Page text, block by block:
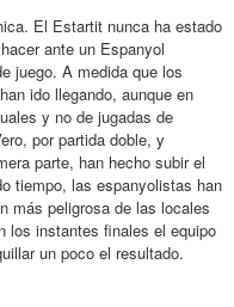
El Estartit nunca ha estado
ante un Espanyol
juego. A medida que los
ido llegando, aunque en
y no de jugadas de
por partida doble, y
parte, han hecho subir el
tiempo, las espanyolistas han
más peligrosa de las locales
los instantes finales el equipo
un poco el resultado.